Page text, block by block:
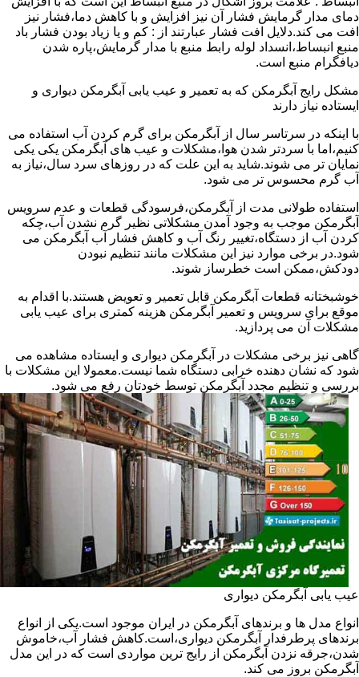
دمای مدار گرمایش فشار آن نیز افزایش و با کاهش دما،فشار نیز
افت می کند.دلایل افت فشار عبارتند از : کم و یا زیاد بودن فشار باد
منبع انبساط،انسداد لوله رابط منبع با مدار گرمایش،پاره شدن
دیافگرام منبع است.
مشکل رایج آبگرمکن که به تعمیر و عیب یابی آبگرمکن دیواری و
ایستاده نیاز دارند
با اینکه در سرتاسر سال از آبگرمکن برای گرم کردن آب استفاده می
کنیم،اما با سردتر شدن هوا،مشکلات و عیب های آبگرمکن یکی یکی
نمایان تر می شوند.شاید به این علت که در روزهای سرد سال،نیاز به
آب گرم محسوس تر می شود.
استفاده طولانی مدت از آبگرمکن،فرسودگی قطعات و عدم سرویس
آبگرمکن موجب به وجود آمدن مشکلاتی نظیر گرم نشدن آب،چکه
کردن آب از دستگاه،تغییر رنگ آب و کاهش فشار آب آبگرمکن می
شود.در برخی موارد نیز این مشکلات مانند تنظیم نبودن
دودکش،ممکن است خطرساز شوند.
خوشبختانه قطعات آبگرمکن قابل تعمیر و تعویض هستند.با اقدام به
موقع برای سرویس و تعمیر آبگرمکن هزینه کمتری برای عیب یابی
مشکلات آن می پردازید.
گاهی نیز برخی مشکلات در آبگرمکن دیواری و ایستاده مشاهده می
شود که نشان دهنده خرابی دستگاه شما نیست.معمولا این مشکلات با
بررسی و تنظیم مجدد آبگرمکن توسط خودتان رفع می شود.
عیب یابی آبگرمکن دیواری
انواع مدل ها و برندهای آبگرمکن در ایران موجود است.یکی از انواع
برندهای پرطرفدار آبگرمکن دیواری،است.کاهش فشار آب،خاموش
شدن،جرقه نزدن آبگرمکن از رایج ترین مواردی است که در این مدل
آبگرمکن بروز می کند.